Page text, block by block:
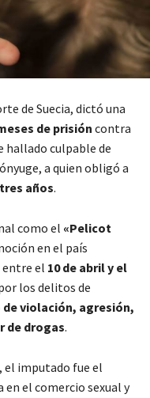
de Suecia, dictó una
de prisión contra
hallado culpable de
a quien obligó a
tres años.
como el «Pelicot
en el país
entre el 10 de abril y el
los delitos de
violación, agresión,
de drogas.
el imputado fue el
el comercio sexual y